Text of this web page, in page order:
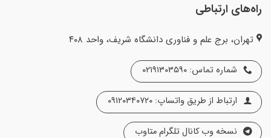
راه‌های ارتباطی
تهران، برج علم و فناوری دانشگاه شریف، واحد ۴۰۸
شماره تماس: ۰۲۱۹۱۳۰۳۵۹۰
ارتباط از طریق واتساپ: ۰۹۱۲۰۳۴۰۷۲۰
نسخه وب کانال تلگرام متاوب